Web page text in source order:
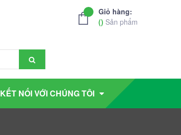
Giỏ hàng:
() Sản phẩm
KẾT NỐI VỚI CHÚNG TÔI